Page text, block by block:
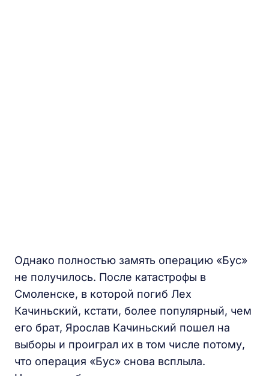
Однако полностью замять операцию «Бус»
не получилось. После катастрофы в
Смоленске, в которой погиб Лех
Качиньский, кстати, более популярный, чем
его брат, Ярослав Качиньский пошел на
выборы и проиграл их в том числе потому,
что операция «Бус» снова всплыла.